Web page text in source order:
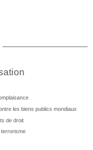
les biens publics mondiaux
de droit
terrorisme